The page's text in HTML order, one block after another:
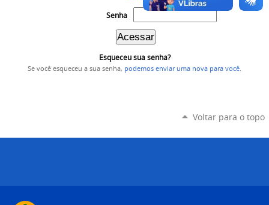
Senha
Esqueceu sua senha?
Se você esqueceu a sua senha, podemos enviar uma nova para você
Voltar para o topo